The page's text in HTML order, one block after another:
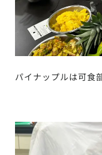
パイナップルは可食